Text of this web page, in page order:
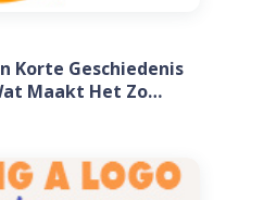
Korte Geschiedenis
Maakt Het Zo